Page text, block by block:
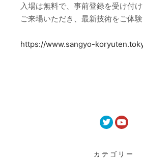
入場は無料で、事前登録を受け付
ご来場いただき、最新技術をご体験
https://www.sangyo-
カテゴリー